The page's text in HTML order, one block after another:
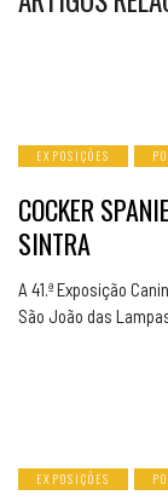
EXPOSIÇÕES
COCKER
SINTRA
A 41.ª Exposição
São João das
EXPOSIÇÕES